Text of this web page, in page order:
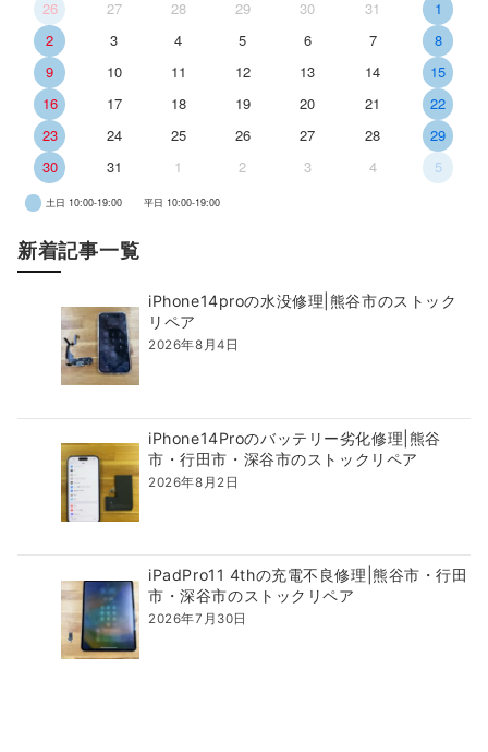
26 27 28 29 30 31
1
2
3 4 5 6 7
8
9
10 11 12 13 14
15
16
17 18 19 20 21
22
23
24 25 26 27 28
29
30
31 1 2 3 4 5
土日 10:00-19:00 平日 10:00-19:00
新着記事一覧
iPhone14proの水没修理|熊谷市のストック
リペア
2026年8月4日
iPhone14Proのバッテリー劣化修理|熊谷
市・行田市・深谷市のストックリペア
2026年8月2日
iPadPro11 4thの充電不良修理|熊谷市・行田
市・深谷市のストックリペア
2026年7月30日